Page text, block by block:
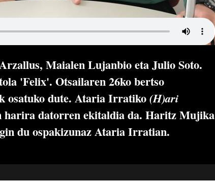
Maialen Lujanbio eta Julio Soto.
'Felix'. Otsailaren 26ko bertso
osatuko dute. Ataria Irratiko(H)ari
harira datorren ekitaldia da. Haritz Mujika
du ospakizunaz Ataria Irratian.